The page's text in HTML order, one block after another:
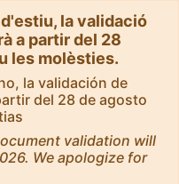
la validació
a partir del 28
les molèsties.
la validación de
del 28 de agosto
validation will
We apologize for